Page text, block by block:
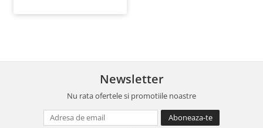
Newsletter
Nu rata ofertele si promotiile noastre